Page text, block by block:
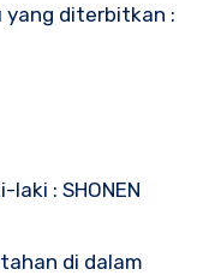
yang diterbitkan :
: SHONEN
di dalam